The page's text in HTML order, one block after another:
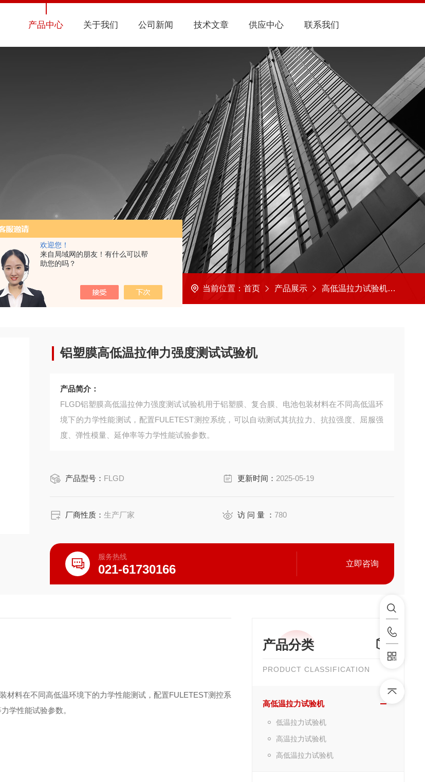
欢迎您！
来自局域网的朋友！有什么可以帮
助您的吗？
产品中心 关于我们 公司新闻 技术文章 供应中心 联系我们
当前位置： 首页 产品展示 高低温拉力试验机
铝塑膜高低温拉伸力强度测试试验机
产品简介：
FLGD铝塑膜高低温拉伸力强度测试试验机用于铝塑膜、复合膜、电池包装材料在不同高低温环
境下的力学性能测试，配置FULETEST测控系统，可以自动测试其抗拉力、抗拉强度、屈服强
度、弹性模量、延伸率等力学性能试验参数。
产品型号： FLGD 更新时间： 2025-05-19
厂商性质：生产厂家 访 问 量 ： 780
服务热线
021-61730166 立即咨询
产品分类
PRODUCT CLASSIFICATION
高低温拉力试验机
低温拉力试验机
高温拉力试验机
高低温拉力试验机
材料在不同高低温环境下的力学性能测试，配置FULETEST测控系
学性能试验参数。